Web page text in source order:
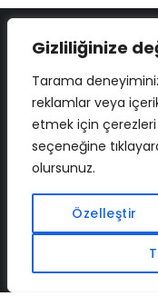
Gizliliğinize
Tarama
reklamlar veya
etmek için çerezleri
seçeneğine
olursunuz.
Özelleştir
İLETIŞIM BAF